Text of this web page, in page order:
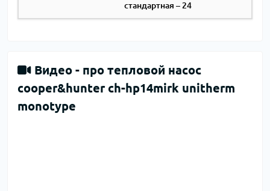
стандартная – 24
Видео - про тепловой насос
cooper&hunter ch-hp14mirk unitherm
monotype